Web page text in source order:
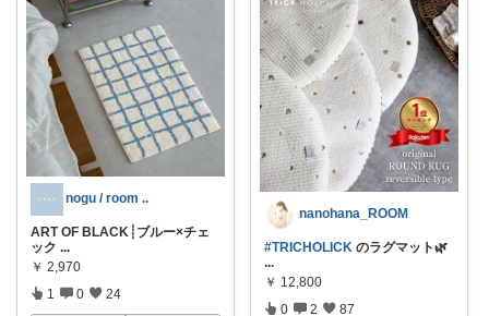
nogu / room ..
ART OF BLACK┊ブルー×チェ
ック ...
￥ 2,970
1 0 24
nanohana_ROOM
#TRICHOLICK のラグマット🌿
...
￥ 12,800
0 2 87